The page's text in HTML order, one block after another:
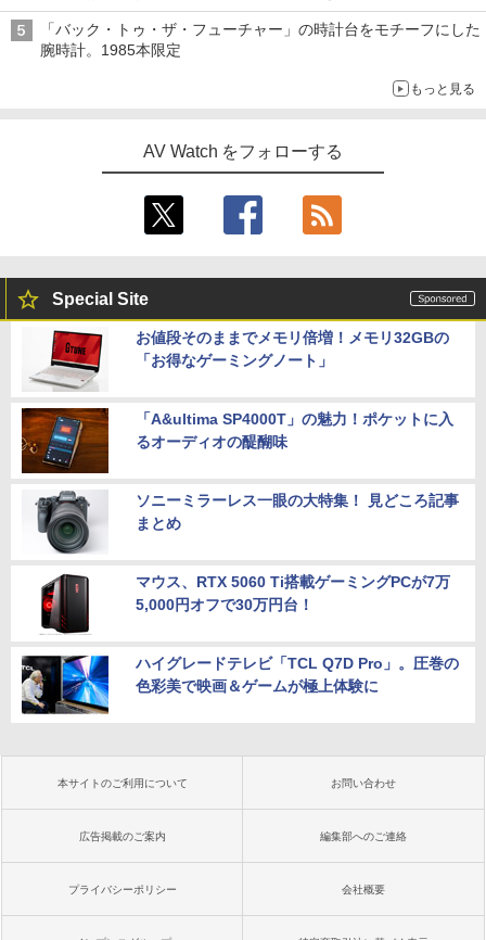
「Galaxy Z Fold」
「バック・トゥ・ザ・フューチャー」の時計台をモチーフにした
腕時計。1985本限定
もっと見る
AV Watch をフォローする
Special Site
お値段そのままでメモリ倍増！メモリ32GBの
「お得なゲーミングノート」
「A&ultima SP4000T」の魅力！ポケットに入
るオーディオの醍醐味
ソニーミラーレス一眼の大特集！ 見どころ記事
まとめ
マウス、RTX 5060 Ti搭載ゲーミングPCが7万
5,000円オフで30万円台！
ハイグレードテレビ「TCL Q7D Pro」。圧巻の
色彩美で映画＆ゲームが極上体験に
本サイトのご利用について お問い合わせ
広告掲載のご案内 編集部へのご連絡
プライバシーポリシー 会社概要